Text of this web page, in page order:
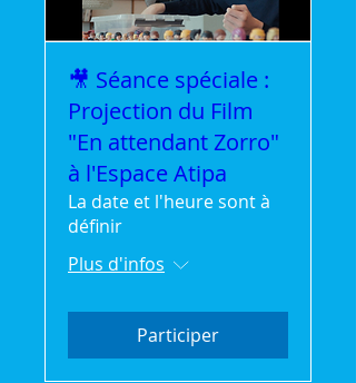
🎥 Séance spéciale :
Projection du Film
"En attendant Zorro"
à l'Espace Atipa
La date et l'heure sont à
définir
Plus d'infos
Participer